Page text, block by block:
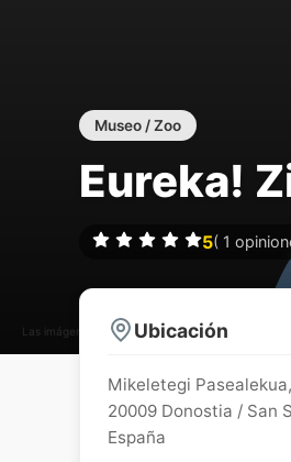
Las imágenes pueden estar sujetas a derechos de
Museo / Zoo
Eureka!
5( 1
Ubicación
Mikeletegi
20009 Donostia / San
España